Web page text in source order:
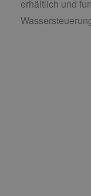
erhältlich und